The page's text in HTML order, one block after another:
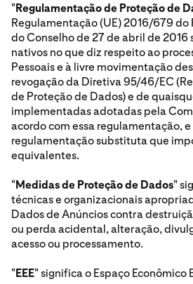
"Regulamentação de Proteção de
Regulamentação (UE) 2016/679 do
do Conselho de 27 de abril de 2016
nativos no que diz respeito ao
Pessoais e à livre movimentação
revogação da Diretiva 95/46/EC
de Proteção de Dados) e de
implementadas adotadas pela
acordo com essa regulamentação,
regulamentação substituta que
equivalentes.
"Medidas de Proteção de Dados"
técnicas e organizacionais
Dados de Anúncios contra
ou perda acidental, alteração,
acesso ou processamento.
"EEE" significa o Espaço Econômico